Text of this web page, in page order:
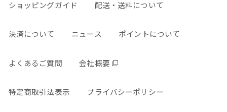
ショッピングガイド 配送・送料について
決済について ニュース ポイントについて
よくあるご質問 会社概要
特定商取引法表示 プライバシーポリシー